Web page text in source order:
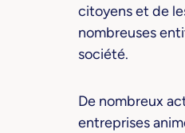
citoyens et de
nombreuses
société.
De nombreux
entreprises